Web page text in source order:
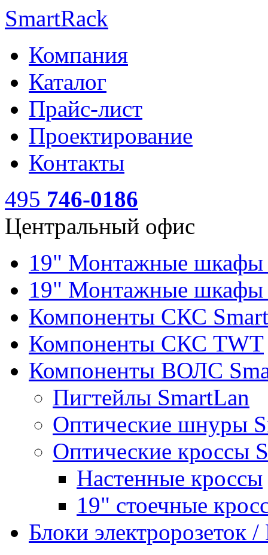
SmartRack
Компания
Каталог
Прайс-лист
Проектирование
Контакты
495 746-0186
Центральный офис
19" Монтажные
19" Монтажные шкафы
Компоненты СКС
Компоненты СКС TWT
Компоненты ВОЛС
Пигтейлы SmartLan
Оптические шнуры
Оптические кроссы
Настенные кроссы
19" стоечные
Блоки электророзеток